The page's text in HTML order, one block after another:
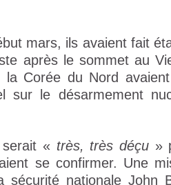
mars, ils avaient fait
après le sommet au
Corée du Nord
sur le désarmement
serait « très, très déçu»
se confirmer. Une
nationale John